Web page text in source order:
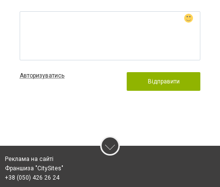
Авторизуватись
Відправити
Реклама на сайті
Франшиза "CitySites"
+38 (050) 426 26 24